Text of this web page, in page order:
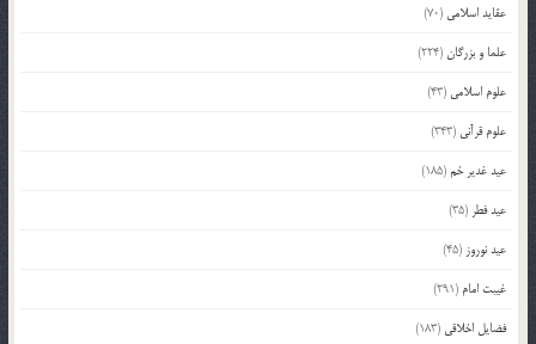
عقاید اسلامی (70)
علما و بزرگان(224)
علوم اسلامی (43)
علوم قرآنی (343)
عید غدیر خم(185)
عید فطر (35)
عید نوروز (45)
غیبت امام (291)
فضایل اخلاقی (183)